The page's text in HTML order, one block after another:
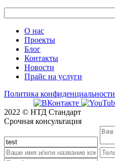
О нас
Проекты
Блог
Контакты
Новости
Прайс на услуги
Политика конфиденциальности
2022 © НТД Стандарт
Срочная консультация